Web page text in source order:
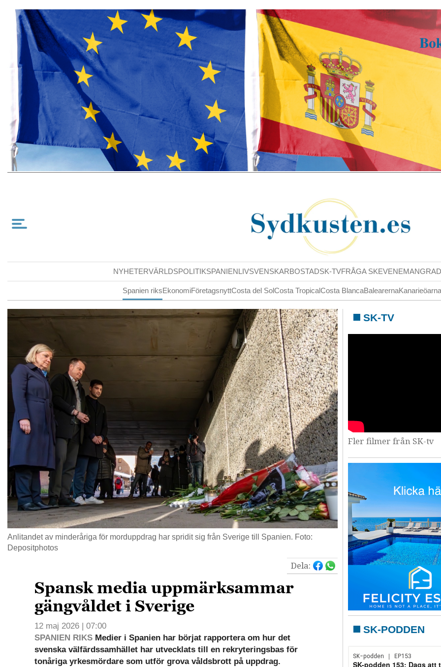
NYHETERVÄRLDSPOLITIKSPANIENLIVSVENSKARBOSTADSK-TVFRÅGA SKEVENEMANG
Spanien riksEkonomiFöretagsnyttCosta del SolCosta TropicalCosta BlancaBalearerna
Anlitandet av minderåriga för morduppdrag har spridit sig från Sverige till Spanien. Foto:
Depositphotos
Dela:
Spansk media uppmärksammar
gängvåldet i Sverige
12 maj 2026 | 07:00
SPANIEN RIKS Medier i Spanien har börjat rapportera om hur det
svenska välfärdssamhället har utvecklats till en rekryteringsbas för
tonåriga yrkesmördare som utför grova våldsbrott på uppdrag.
SK-TV
Fler filmer från SK-tv
SK-PODDEN